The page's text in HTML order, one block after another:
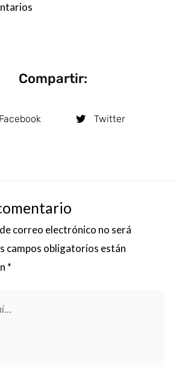
Compartir:
Facebook Twitter
correo electrónico no será
campos obligatorios están
*